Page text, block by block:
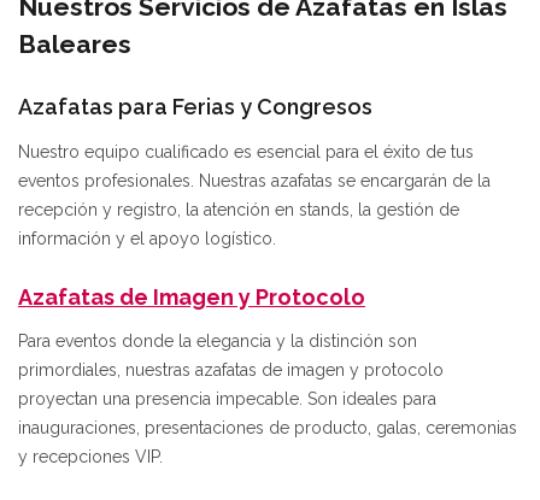
Nuestros Servicios de Azafatas en Islas
Baleares
Azafatas para Ferias y Congresos
Nuestro equipo cualificado es esencial para el éxito de tus
eventos profesionales. Nuestras azafatas se encargarán de la
recepción y registro, la atención en stands, la gestión de
información y el apoyo logístico.
Azafatas de Imagen y Protocolo
Para eventos donde la elegancia y la distinción son
primordiales, nuestras azafatas de imagen y protocolo
proyectan una presencia impecable. Son ideales para
inauguraciones, presentaciones de producto, galas, ceremonias
y recepciones VIP.